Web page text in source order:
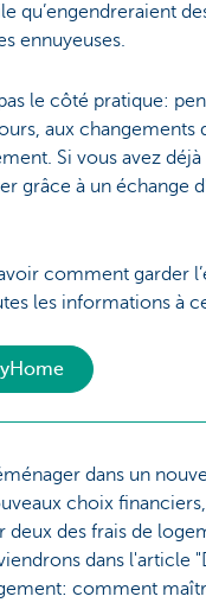
qu’engendreraient
ennuyeuses.
le côté pratique:
aux changements
Si vous avez
grâce à un échange
comment garder
les informations à
dans un
choix
deux des frais de
dans l'article
comment